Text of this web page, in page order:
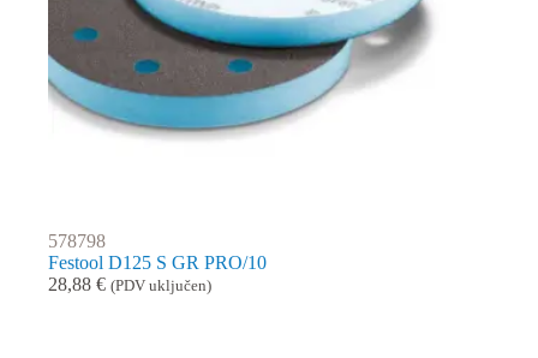
578798
Festool D125 S GR PRO/10
28,88 € (PDV uključen)